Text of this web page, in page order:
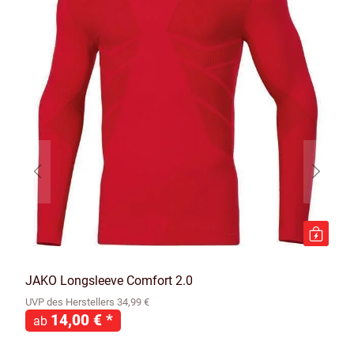
JAKO Longsleeve Comfort 2.0
UVP des Herstellers 34,99 €
ab 14,00 € *